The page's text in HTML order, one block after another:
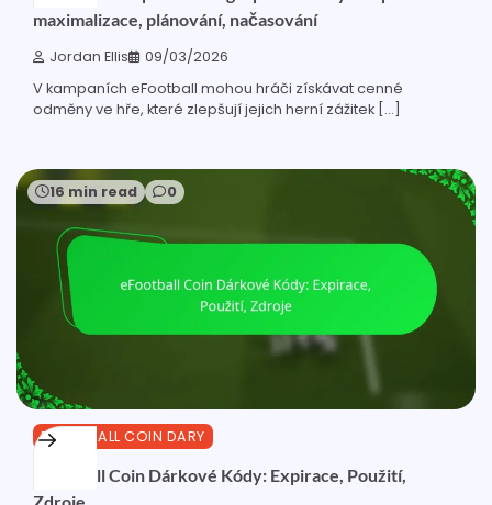
maximalizace, plánování, načasování
Jordan Ellis 09/03/2026
V kampaních eFootball mohou hráči získávat cenné
odměny ve hře, které zlepšují jejich herní zážitek […]
16 min read 0
EFOOTBALL COIN DARY
eFootball Coin Dárkové Kódy: Expirace, Použití,